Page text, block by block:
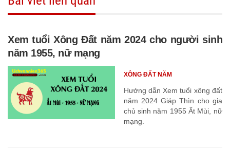
Xem tuổi Xông Đất năm 2024 cho người sinh
năm 1955, nữ mạng
Hướng dẫn Xem tuổi xông đất
năm 2024 Giáp Thìn cho gia
chủ sinh năm 1955 Ất Mùi, nữ
mạng.
XÔNG ĐẤT NĂM